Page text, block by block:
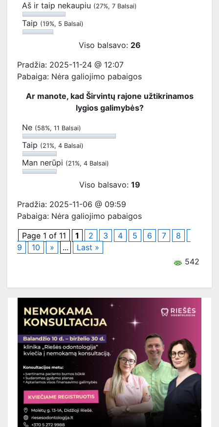
Aš ir taip nekaupiu (27%, 7 Balsai)
Taip (19%, 5 Balsai)
Viso balsavo: 26
Pradžia: 2025-11-24 @ 12:07
Pabaiga: Nėra galiojimo pabaigos
Ar manote, kad Širvintų rajone užtikrinamos
lygios galimybės?
Ne (58%, 11 Balsai)
Taip (21%, 4 Balsai)
Man nerūpi (21%, 4 Balsai)
Viso balsavo: 19
Pradžia: 2025-11-06 @ 09:59
Pabaiga: Nėra galiojimo pabaigos
Page 1 of 11
1 2 3 4 5 6 7
8
9
10 » ...
Last »
542